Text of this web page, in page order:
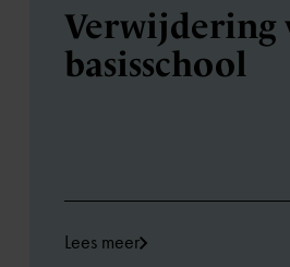
Verwijdering
basisschool
Lees meer